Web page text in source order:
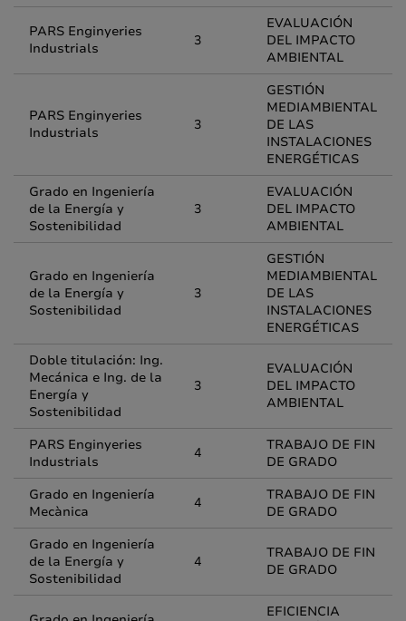
PARS Enginyeries
Industrials
3
EVALUACIÓN
DEL IMPACTO
AMBIENTAL
PARS Enginyeries
Industrials
3
GESTIÓN
MEDIAMBIENTAL
DE LAS
INSTALACIONES
ENERGÉTICAS
Grado en Ingeniería
de la Energía y
Sostenibilidad
3
EVALUACIÓN
DEL IMPACTO
AMBIENTAL
Grado en Ingeniería
de la Energía y
Sostenibilidad
3
GESTIÓN
MEDIAMBIENTAL
DE LAS
INSTALACIONES
ENERGÉTICAS
Doble titulación: Ing.
Mecánica e Ing. de la
Energía y
Sostenibilidad
3
EVALUACIÓN
DEL IMPACTO
AMBIENTAL
PARS Enginyeries
Industrials
4
TRABAJO DE FIN
DE GRADO
Grado en Ingeniería
Mecànica
4
TRABAJO DE FIN
DE GRADO
Grado en Ingeniería
de la Energía y
Sostenibilidad
4
TRABAJO DE FIN
DE GRADO
EFICIENCIA